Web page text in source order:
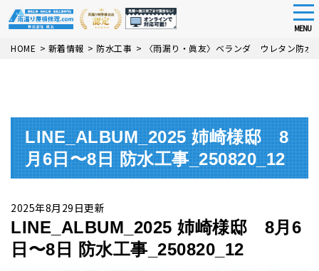
Skip
MENU
HOME > 新着情報 > 防水工事 > 〈雨漏り・眞友〉ベランダ ウレタン防水
LINE_ALBUM_2025 姉崎様邸 8
月6日〜8日 防水工事_250820_12
2025年8月29日更新
LINE_ALBUM_2025 姉崎様邸 8月6
日〜8日 防水工事_250820_12